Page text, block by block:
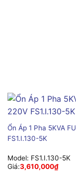
Ổn Áp 1 Pha 5KVA
FS1.I.130-5K
Model: FS1.I.130-5K
Giá:3,610,000₫